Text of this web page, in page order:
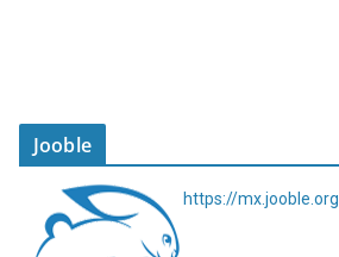
Jooble
https://mx.jooble.org